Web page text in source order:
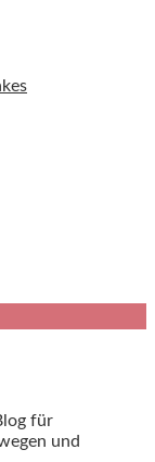
für
und